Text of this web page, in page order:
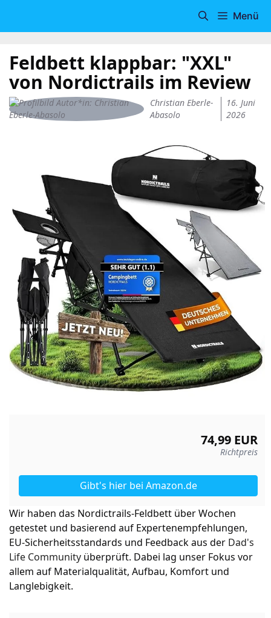
Menü
Feldbett klappbar: "XXL"
von Nordictrails im Review
Christian Eberle-
Abasolo
16. Juni
2026
74,99 EUR
Richtpreis
Gibt's hier bei Amazon.de
Wir haben das Nordictrails-Feldbett über Wochen
getestet und basierend auf Expertenempfehlungen,
EU-Sicherheitsstandards und Feedback aus der Dad's
Life Community überprüft. Dabei lag unser Fokus vor
allem auf Materialqualität, Aufbau, Komfort und
Langlebigkeit.